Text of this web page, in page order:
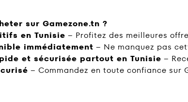
sur Gamezone.tn ?
en Tunisie – Profitez des meilleures
immédiatement – Ne manquez pas
et sécurisée partout en Tunisie –
– Commandez en toute confiance sur